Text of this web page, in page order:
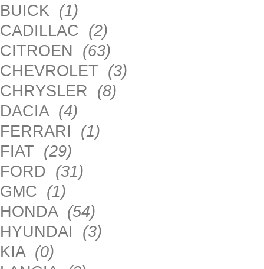
BUICK (1)
CADILLAC (2)
CITROEN (63)
CHEVROLET (3)
CHRYSLER (8)
DACIA (4)
FERRARI (1)
FIAT (29)
FORD (31)
GMC (1)
HONDA (54)
HYUNDAI (3)
KIA (0)